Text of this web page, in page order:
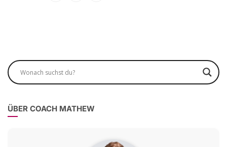
ÜBER COACH MATHEW